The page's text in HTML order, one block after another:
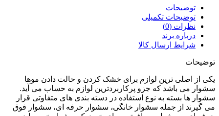
توضیحات
توضیحات تکمیلی
نظرات (0)
درباره برند
شرایط ارسال کالا
توضیحات
یکی از اصلی ترین لوازم برای خشک کردن و حالت دادن موها
سشوار می باشد که جزو پرکاربردترین لوازم به حساب می آید.
سشوار ها بسته به نوع استفاده در دسته بندی های متفاوتی قرار
می گیرند از جمله سشوار خانگی، سشوار حرفه ای، سشوار فوق